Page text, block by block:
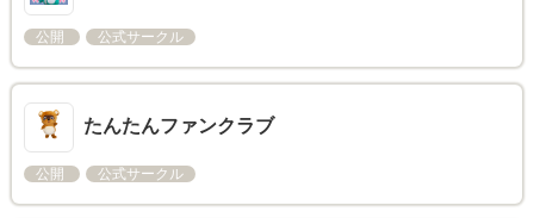
公開 公式サークル
たんたんファンクラブ
公開 公式サークル